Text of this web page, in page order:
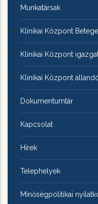
Munkatársak
Klinikai Központ
Klinikai Központ
Klinikai Központ
Dokumentumtár
Kapcsolat
Hírek
Telephelyek
Minőségpolitikai